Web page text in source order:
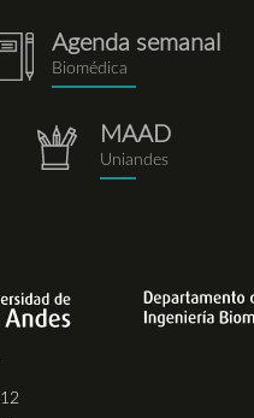
Agenda semanal
Biomédica
repositorio.png
MAAD
Uniandes